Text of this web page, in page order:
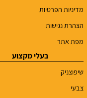
מדיניות הפרטיות
הצהרת נגישות
מפת אתר
בעלי מקצוע
שיפוצניק
צבעי